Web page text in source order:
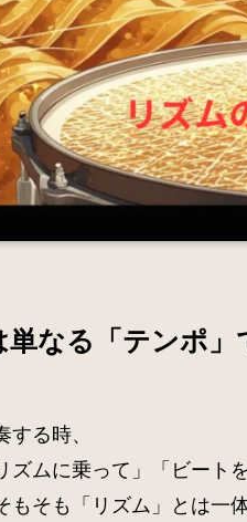
単なる「テンポ
る時、
ズムに乗って」「ビート
もそも「リズム」とは一